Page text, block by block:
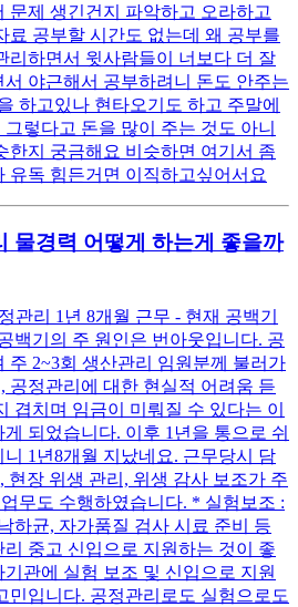
문제 생긴건지 파악하고 오라하고
료 공부할 시간도 없는데 왜 공부를
리하면서 윗사람들이 너보다 더 잘
야근해서 공부하려니 돈도 안주는
하고있나 현타오기도 하고 주말에
렇다고 돈을 많이 주는 것도 아니
한지 궁금해요 비슷하면 여기서 좀
유독 힘든거면 이직하고싶어서요
물경력 어떻게 하는게 좋을까
관리 1년 8개월 근무 - 현재 공백기
백기의 주 원인은 번아웃입니다. 공
주 2~3회 생산관리 임원분께 불러가
공정관리에 대한 현실적 어려움 듣
겹치며 임금이 미뤄질 수 있다는 이
되었습니다. 이후 1년을 통으로 쉬
1년8개월 지났네요. 근무당시 담
현장 위생 관리, 위생 감사 보조가 주
무도 수행하였습니다. * 실험보조 :
하균, 자가품질 검사 시료 준비 등
중고 신입으로 지원하는 것이 좋
관에 실험 보조 및 신입으로 지원
민입니다. 공정관리로도 실험으로도